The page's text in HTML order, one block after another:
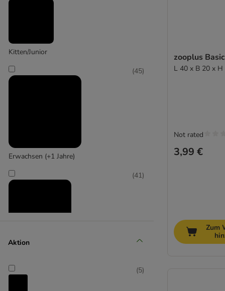
Kitten/Junior
Erwachsen (+1 Jahre)
(45)
(41)
Aktion
(5)
zooplus
L 40 x B 20 x H
3,99 €
Not rated
Zum